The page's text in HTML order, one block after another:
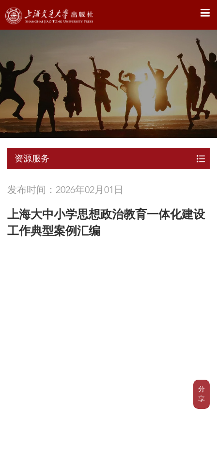
X
分
享
资源服务
发布时间：2026年02月01日
上海大中小学思想政治教育一体化建设
工作典型案例汇编